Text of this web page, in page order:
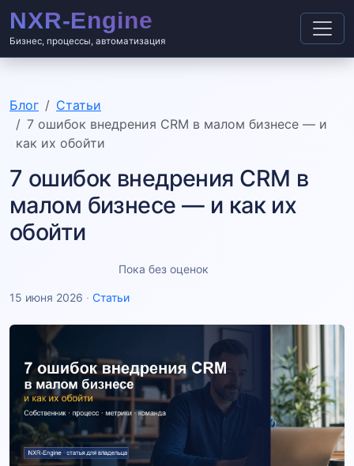
Бизнес, процессы, автоматизация
Блог
Статьи
7 ошибок внедрения CRM в малом бизнесе — и
как их обойти
7 ошибок внедрения CRM в
малом бизнесе — и как их
обойти
Пока без оценок
15 июня 2026 · Статьи